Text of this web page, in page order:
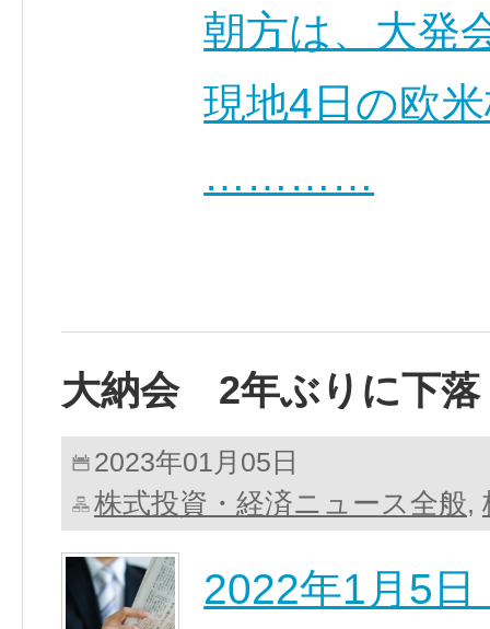
朝方は、大発
現地4日の欧
…………
大納会 2年ぶりに下
2023年01月05日
株式投資・経済ニュース全般,
2022年1月5